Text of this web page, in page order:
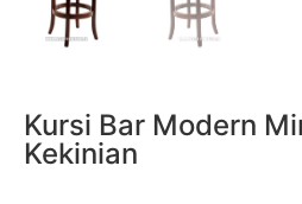
Kursi Bar Modern
Kekinian